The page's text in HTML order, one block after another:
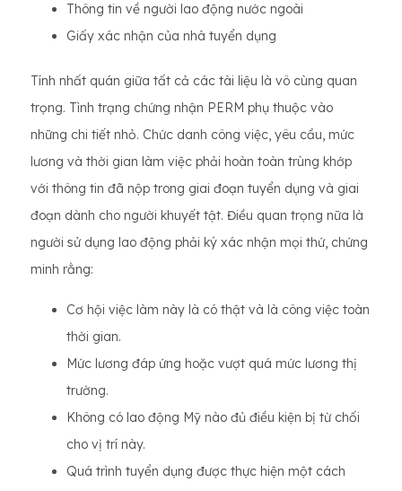
Thông tin về người lao động nước ngoài
Giấy xác nhận của nhà tuyển dụng
Tính nhất quán giữa tất cả các tài liệu là vô cùng quan
trọng. Tình trạng chứng nhận PERM phụ thuộc vào
những chi tiết nhỏ. Chức danh công việc, yêu cầu, mức
lương và thời gian làm việc phải hoàn toàn trùng khớp
với thông tin đã nộp trong giai đoạn tuyển dụng và giai
đoạn dành cho người khuyết tật. Điều quan trọng nữa là
người sử dụng lao động phải ký xác nhận mọi thứ, chứng
minh rằng:
Cơ hội việc làm này là có thật và là công việc toàn
thời gian.
Mức lương đáp ứng hoặc vượt quá mức lương thị
trường.
Không có lao động Mỹ nào đủ điều kiện bị từ chối
cho vị trí này.
Quá trình tuyển dụng được thực hiện một cách